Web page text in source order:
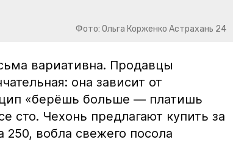
Фото: Ольга Корженко Астрахань 24
вариативна. Продавцы
она зависит от
«берёшь больше — платишь
сто. Чехонь предлагают купить за
вобла свежего посола